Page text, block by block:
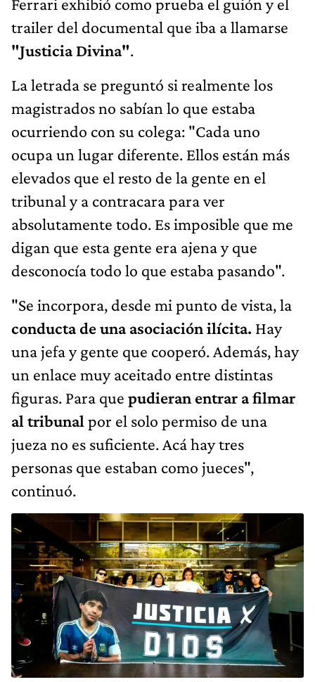
Ferrari exhibió como prueba el guión y el
trailer del documental que iba a llamarse
"Justicia Divina".
La letrada se preguntó si realmente los
magistrados no sabían lo que estaba
ocurriendo con su colega: "Cada uno
ocupa un lugar diferente. Ellos están más
elevados que el resto de la gente en el
tribunal y a contracara para ver
absolutamente todo. Es imposible que me
digan que esta gente era ajena y que
desconocía todo lo que estaba pasando".
"Se incorpora, desde mi punto de vista, la
conducta de una asociación ilícita. Hay
una jefa y gente que cooperó. Además, hay
un enlace muy aceitado entre distintas
figuras. Para que pudieran entrar a filmar
al tribunal por el solo permiso de una
jueza no es suficiente. Acá hay tres
personas que estaban como jueces",
continuó.